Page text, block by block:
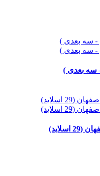
سه بعدی )